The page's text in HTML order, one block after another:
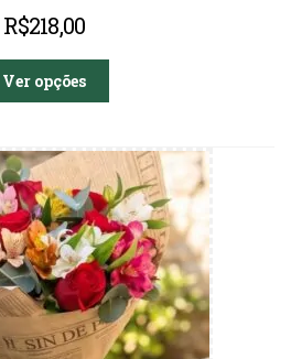
R$218,00
Ver opções